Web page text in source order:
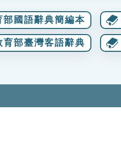
部國語辭典簡編本
育部臺灣客語辭典